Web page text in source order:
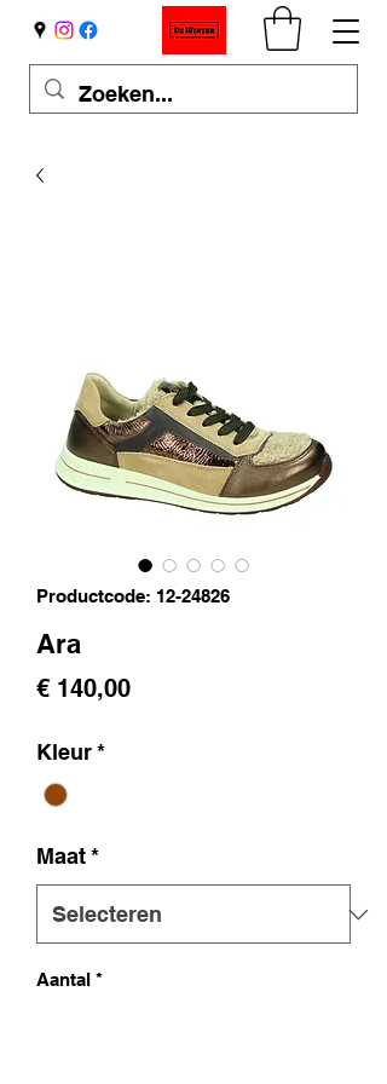
Productcode: 12-24826
Ara
€ 140,00Prijs
Kleur*
Maat*
Aantal *